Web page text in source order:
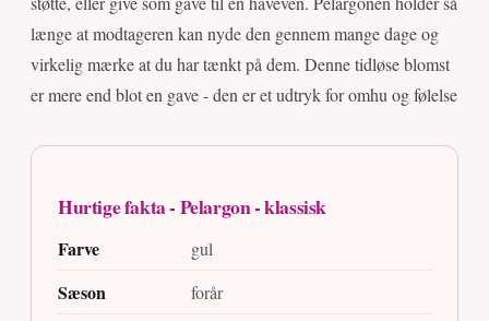
længe at modtageren kan nyde den gennem mange dage og
virkelig mærke at du har tænkt på dem. Denne tidløse blomst
er mere end blot en gave - den er et udtryk for omhu og følelse
Hurtige fakta - Pelargon - klassisk
Farve gul
Sæson forår